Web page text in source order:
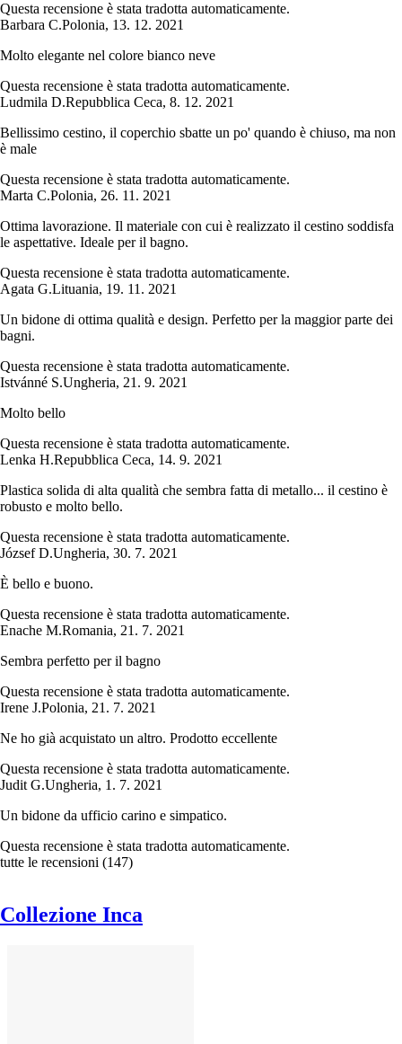
Questa recensione è stata tradotta automaticamente.
Barbara C.Polonia, 13. 12. 2021
Molto elegante nel colore bianco neve
Questa recensione è stata tradotta automaticamente.
Ludmila D.Repubblica Ceca, 8. 12. 2021
Bellissimo cestino, il coperchio sbatte un po' quando è chiuso, ma non
è male
Questa recensione è stata tradotta automaticamente.
Marta C.Polonia, 26. 11. 2021
Ottima lavorazione. Il materiale con cui è realizzato il cestino soddisfa
le aspettative. Ideale per il bagno.
Questa recensione è stata tradotta automaticamente.
Agata G.Lituania, 19. 11. 2021
Un bidone di ottima qualità e design. Perfetto per la maggior parte dei
bagni.
Questa recensione è stata tradotta automaticamente.
Istvánné S.Ungheria, 21. 9. 2021
Molto bello
Questa recensione è stata tradotta automaticamente.
Lenka H.Repubblica Ceca, 14. 9. 2021
Plastica solida di alta qualità che sembra fatta di metallo... il cestino è
robusto e molto bello.
Questa recensione è stata tradotta automaticamente.
József D.Ungheria, 30. 7. 2021
È bello e buono.
Questa recensione è stata tradotta automaticamente.
Enache M.Romania, 21. 7. 2021
Sembra perfetto per il bagno
Questa recensione è stata tradotta automaticamente.
Irene J.Polonia, 21. 7. 2021
Ne ho già acquistato un altro. Prodotto eccellente
Questa recensione è stata tradotta automaticamente.
Judit G.Ungheria, 1. 7. 2021
Un bidone da ufficio carino e simpatico.
Questa recensione è stata tradotta automaticamente.
tutte le recensioni (147)
Collezione Inca